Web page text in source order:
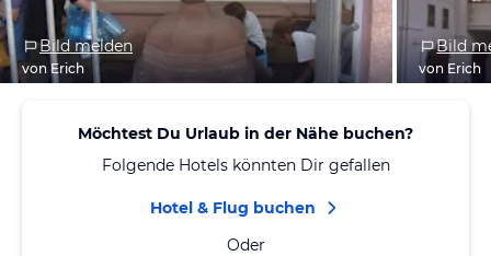
Bild melden
von Erich
Bild
von Erich
Möchtest Du Urlaub in der Nähe buchen?
Folgende Hotels könnten Dir gefallen
Hotel & Flug buchen
Oder